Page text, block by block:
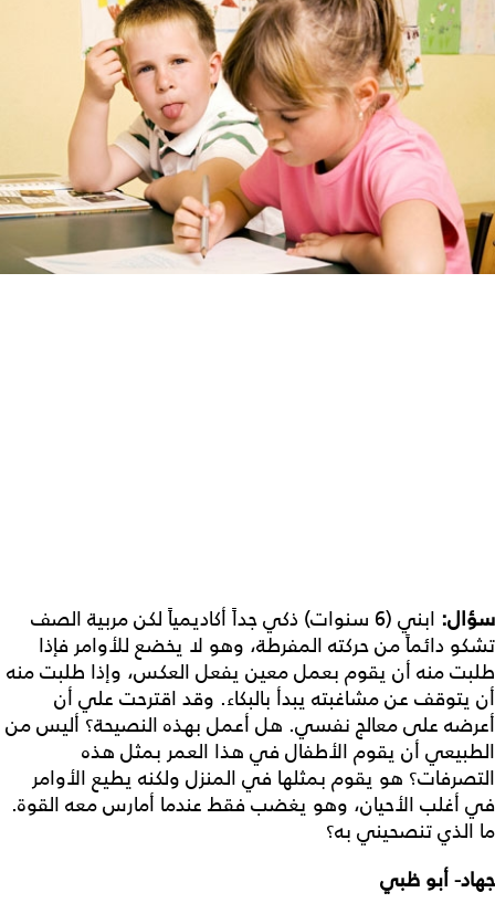
سؤال:
ابني (6 سنوات) ذكي جداً أكاديمياً لكن مربية الصف
تشكو دائماً من حركته المفرطة، وهو لا يخضع للأوامر فإذا
طلبت منه أن يقوم بعمل معين يفعل العكس، وإذا طلبت منه
أن يتوقف عن مشاغبته يبدأ بالبكاء. وقد اقترحت علي أن
أعرضه على معالج نفسي. هل أعمل بهذه النصيحة؟ أليس من
الطبيعي أن يقوم الأطفال في هذا العمر بمثل هذه
التصرفات؟ هو يقوم بمثلها في المنزل ولكنه يطيع الأوامر
في أغلب الأحيان، وهو يغضب فقط عندما أمارس معه القوة.
ما الذي تنصحيني به؟
جهاد- أبو ظبي